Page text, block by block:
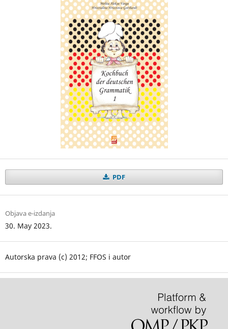
PDF
Objava e-izdanja
30. May 2023.
Autorska prava (c) 2012; FFOS i autor